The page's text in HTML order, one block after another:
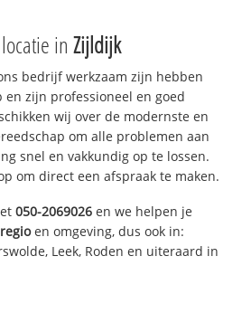
locatie inZijldijk
bedrijf werkzaam zijn hebben
en zijn professioneel en goed
wij over de modernste en
om alle problemen aan
snel en vakkundig op te lossen.
om direct een afspraak te maken.
050-2069026 en we helpen je
en omgeving, dus ook in:
Leek, Roden en uiteraard in